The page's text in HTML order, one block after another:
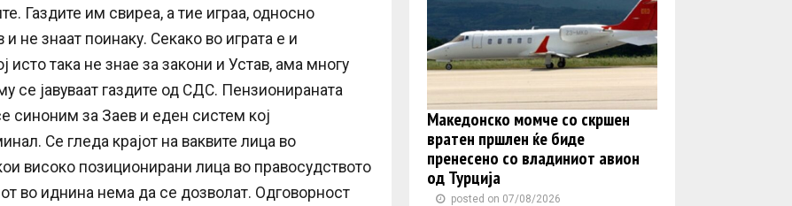
Газдите им свиреа, а тие играа, односно
не знаат поинаку. Секако во играта е и
исто така не знае за закони и Устав, ама многу
се јавуваат газдите од СДС. Пензионираната
синоним за Заев и еден систем кој
Се гледа крајот на ваквите лица во
високо позиционирани лица во правосудството
во иднина нема да се дозволат. Одговорност
Македонско момче со скршен
вратен пршлен ќе биде
пренесено со владиниот авион
од Турција
posted on 07/08/2026